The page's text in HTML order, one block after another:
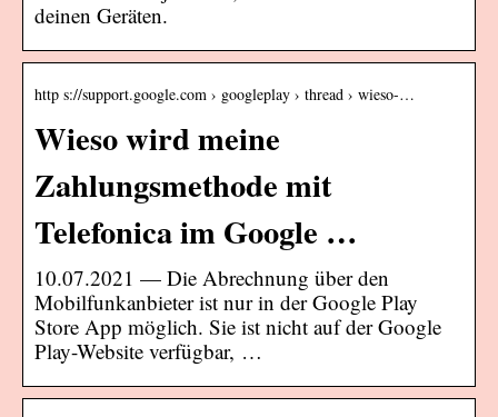
deinen Geräten.
http s://support.google.com › googleplay › thread › wieso-…
Wieso wird meine
Zahlungsmethode mit
Telefonica im Google …
10.07.2021 — Die Abrechnung über den
Mobilfunkanbieter ist nur in der Google Play
Store App möglich. Sie ist nicht auf der Google
Play-Website verfügbar, …